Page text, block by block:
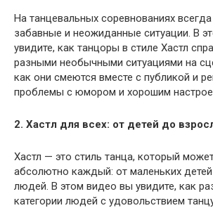
На танцевальных соревнованиях
забавные и неожиданные ситуации. В
увидите, как танцоры в стиле Хастл
разными необычными ситуациями на
как они смеются вместе с публикой и
проблемы с юмором и хорошим
2. Хастл для всех: от детей до
Хастл — это стиль танца, который
абсолютно каждый: от маленьких
людей. В этом видео вы увидите, как
категории людей с удовольствием